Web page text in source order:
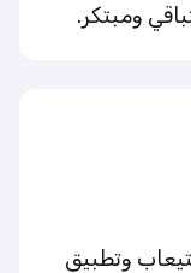
ومبتكر.
وتطبيق